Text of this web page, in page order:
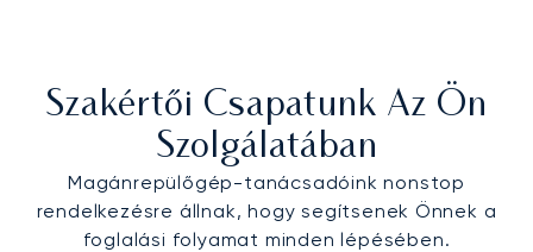
Szakértői Csapatunk Az Ön
Szolgálatában
Magánrepülőgép-tanácsadóink nonstop
rendelkezésre állnak, hogy segítsenek Önnek a
foglalási folyamat minden lépésében.